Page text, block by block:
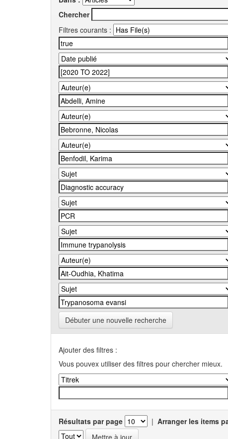
Chercher
Filtres courants :
Débuter une nouvelle recherche
Ajouter des filtres :
Vous pouvex utiliser des filtres pour chercher mieux.
Résultats par page | Arranger les items